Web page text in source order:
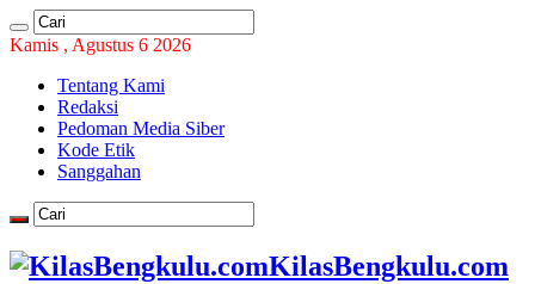
Kamis , Agustus 6 2026
Tentang Kami
Redaksi
Pedoman Media Siber
Kode Etik
Sanggahan
KilasBengkulu.com